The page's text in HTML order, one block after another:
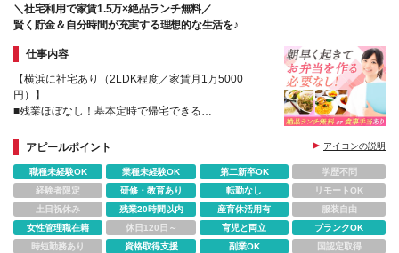
＼社宅利用で家賃1.5万×絶品ランチ無料／
賢く貯金＆自分時間が充実する理想的な生活を♪
仕事内容
【横浜に社宅あり（2LDK程度／家賃月1万5000
円）】
■残業ほぼなし！基本定時で帰宅できる
アピールポイント
アイコンの説明
職種未経験OK 業種未経験OK 第二新卒OK
学歴不問
経験者限定
研修・教育あり 転勤なし
リモートOK
土日祝休み
残業20時間以内 産育休活用有
服装自由
女性管理職在籍
休日120日～ 育児と両立
ブランクOK
時短勤務あり
資格取得支援 副業OK 国認定取得